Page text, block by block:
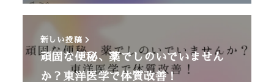
新しい投稿
頑固な便秘、薬でしのいでいません
か？東洋医学で体質改善！